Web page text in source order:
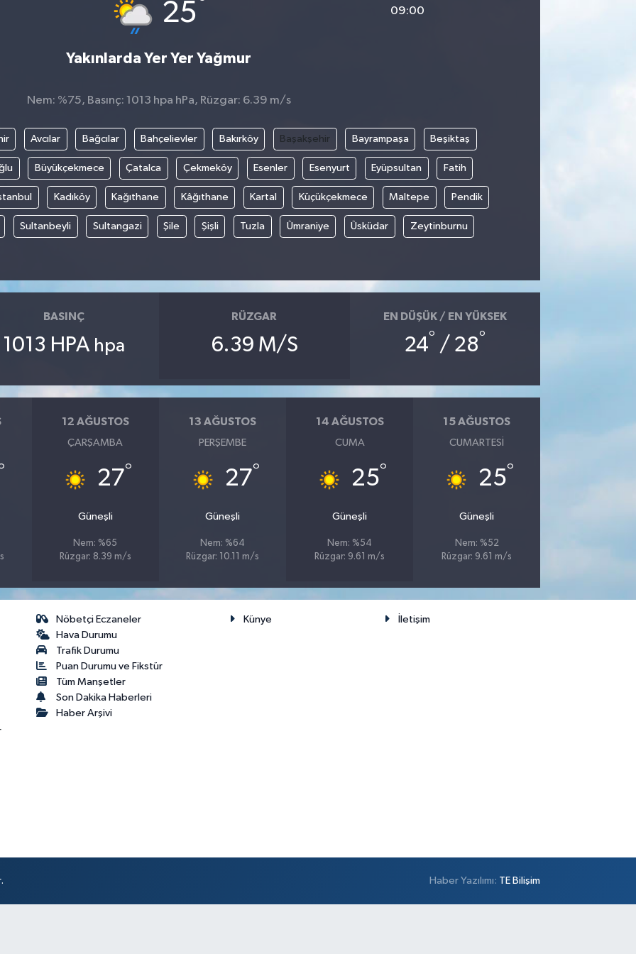
25
Yakınlarda Yer Yer Yağmur
09:00
Nem: %75, Basınç: 1013 hpa hPa, Rüzgar: 6.39 m/s
Avcılar Bağcılar Bahçelievler Bakırköy Başakşehir Bayrampaşa Beşiktaş
Büyükçekmece Çatalca Çekmeköy Esenler Esenyurt Eyüpsultan Fatih
Kadıköy Kağıthane Kâğıthane Kartal Küçükçekmece Maltepe Pendik
Sultanbeyli Sultangazi Şile Şişli Tuzla Ümraniye Üsküdar Zeytinburnu
BASINÇ
1013 HPA hpa
RÜZGAR
6.39 M/S
EN DÜŞÜK / EN YÜKSEK
24° / 28°
12 AĞUSTOS
ÇARŞAMBA
27°
Güneşli
Nem: %65
Rüzgar: 8.39 m/s
13 AĞUSTOS
PERŞEMBE
27°
Güneşli
Nem: %64
Rüzgar: 10.11 m/s
14 AĞUSTOS
CUMA
25°
Güneşli
Nem: %54
Rüzgar: 9.61 m/s
15 AĞUSTOS
CUMARTESI
25°
Güneşli
Nem: %52
Rüzgar: 9.61 m/s
Nöbetçi Eczaneler
Hava Durumu
Trafik Durumu
Puan Durumu ve Fikstür
Tüm Manşetler
Son Dakika Haberleri
Haber Arşivi
Künye İletişim
Haber Yazılımı: TE Bilişim